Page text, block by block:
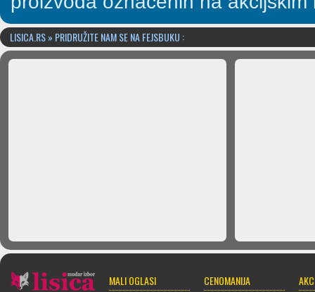
LISICA.RS » PRIDRUŽITE NAM SE NA FEJSBUKU :
MALI OGLASI CENOMANIJA